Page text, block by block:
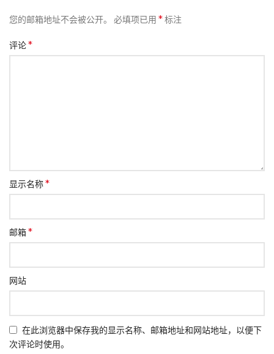
您的邮箱地址不会被公开。 必填项已用 *标注
评论*
显示名称*
邮箱*
网站
在此浏览器中保存我的显示名称、邮箱地址和网站地址，以便下
次评论时使用。